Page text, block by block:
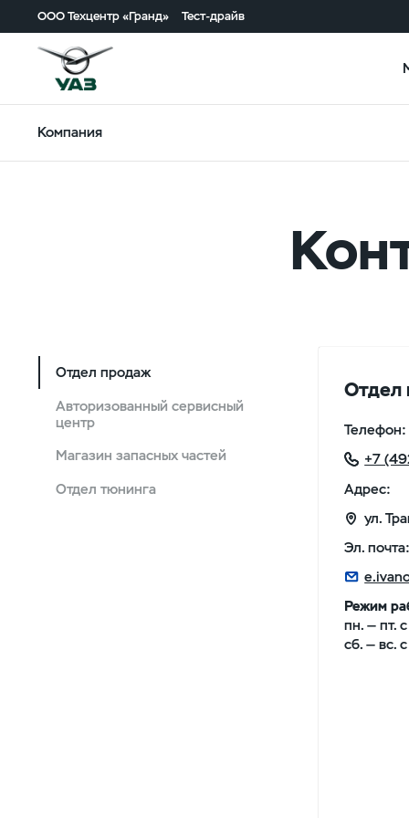
ООО Техцентр «Гранд» Тест-драйв
Компания
Отдел продаж
Авторизованный сервисный
центр
Магазин запасных частей
Отдел тюнинга
Отдел
Телефон:
+7
Адрес:
ул.
Эл. почта:
Режим
пн. — пт.
сб. — вс.